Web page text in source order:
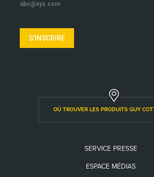
abc@xyz.com
S'INSCRIRE
OÙ TROUVER LES PRODUITS GUY
SERVICE PRESSE
ESPACE MÉDIAS